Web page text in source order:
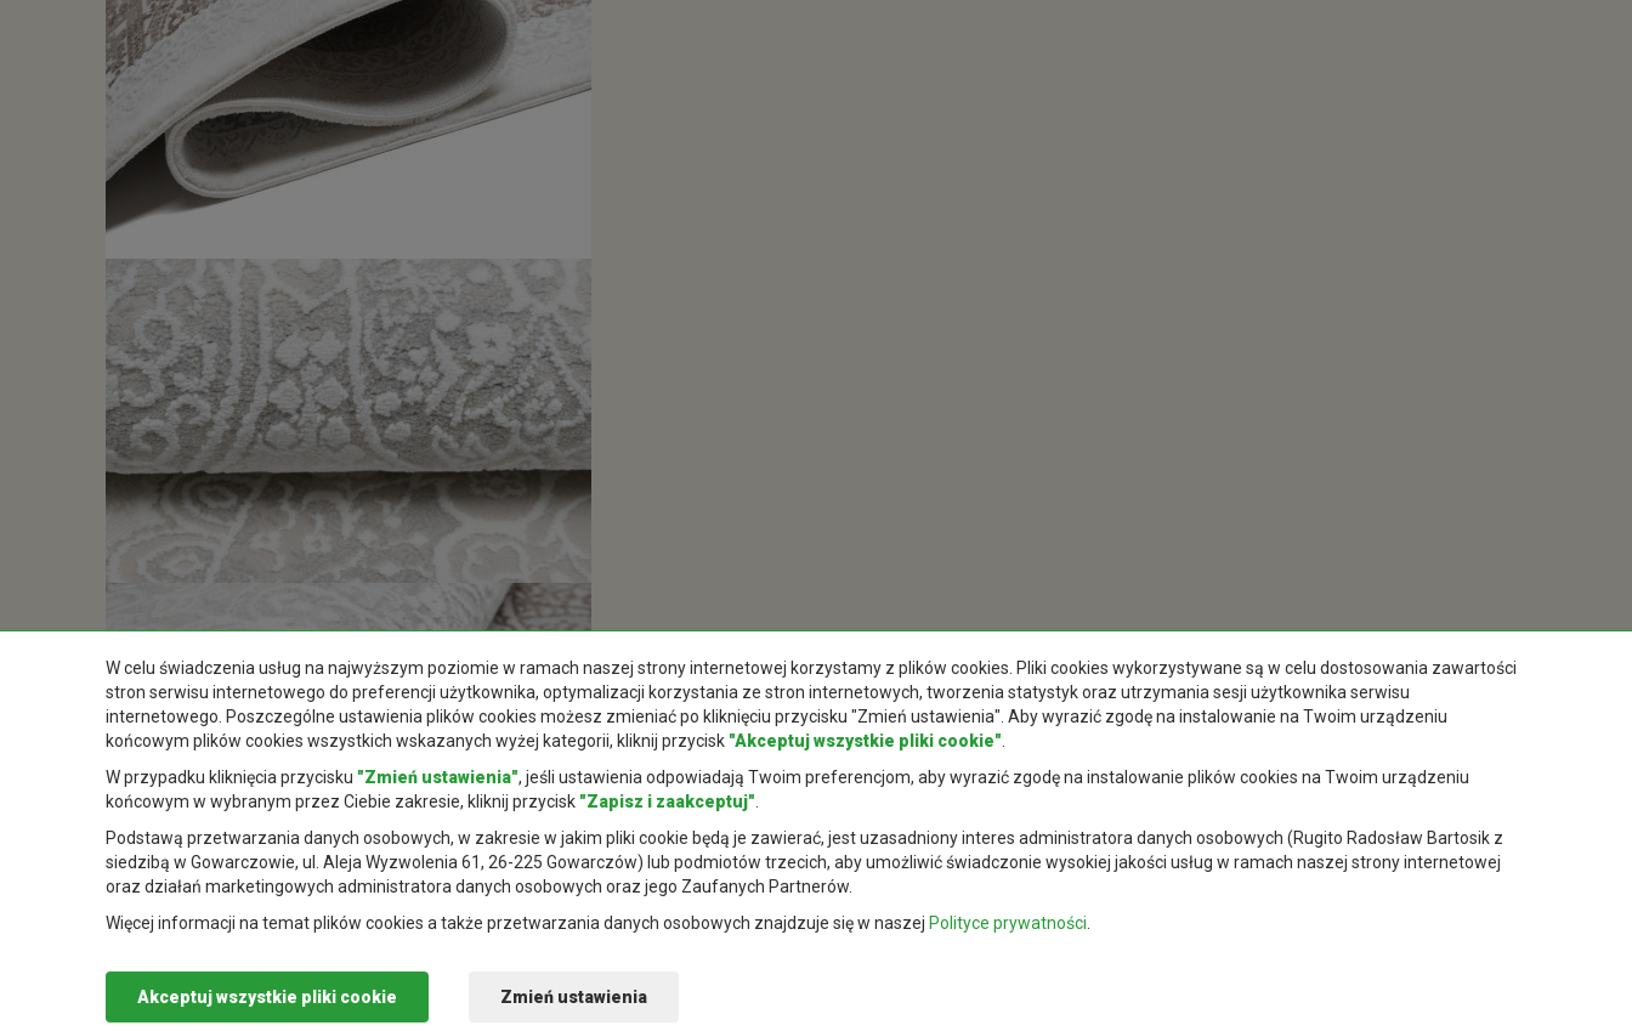
W celu świadczenia usług na najwyższym poziomie w ramach naszej strony internetowej korzystamy z plików cookies. Pliki cookies wykorzystywane są w celu dostosowania zawartości
stron serwisu internetowego do preferencji użytkownika, optymalizacji korzystania ze stron internetowych, tworzenia statystyk oraz utrzymania sesji użytkownika serwisu
internetowego. Poszczególne ustawienia plików cookies możesz zmieniać po kliknięciu przycisku "Zmień ustawienia". Aby wyrazić zgodę na instalowanie na Twoim urządzeniu
końcowym plików cookies wszystkich wskazanych wyżej kategorii, kliknij przycisk "Akceptuj wszystkie pliki cookie"
W przypadku kliknięcia przycisku "Zmień ustawienia", jeśli ustawienia odpowiadają Twoim preferencjom, aby wyrazić zgodę na instalowanie plików cookies na Twoim urządzeniu
końcowym w wybranym przez Ciebie zakresie, kliknij przycisk "Zapisz i zaakceptuj"
Podstawą przetwarzania danych osobowych, w zakresie w jakim pliki cookie będą je zawierać, jest uzasadniony interes administratora danych osobowych (Rugito Radosław Bartosik z
siedzibą w Gowarczowie, ul. Aleja Wyzwolenia 61, 26-225 Gowarczów) lub podmiotów trzecich, aby umożliwić świadczonie wysokiej jakości usług w ramach naszej strony internetowej
oraz działań marketingowych administratora danych osobowych oraz jego Zaufanych Partnerów.
Więcej informacji na temat plików cookies a także przetwarzania danych osobowych znajdzuje się w naszej Polityce prywatności
Akceptuj wszystkie pliki cookie Zmień ustawienia